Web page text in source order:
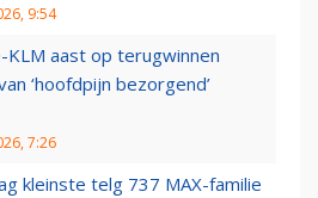
9:54
KLM aast op terugwinnen
‘hoofdpijn bezorgend’
7:26
kleinste telg 737 MAX-familie